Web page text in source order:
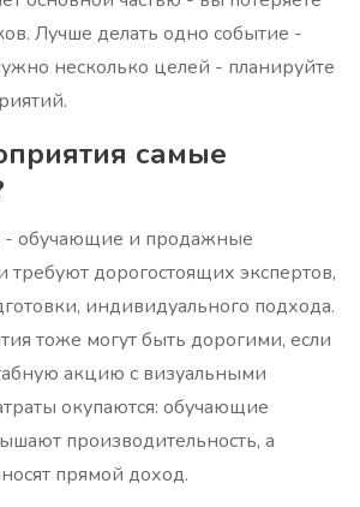
Лучше делать одно событие -
несколько целей - планируйте
самые
- обучающие и продажные
дорогостоящих экспертов,
индивидуального подхода.
тоже могут быть дорогими, если
акцию с визуальными
окупаются: обучающие
производительность, а
прямой доход.